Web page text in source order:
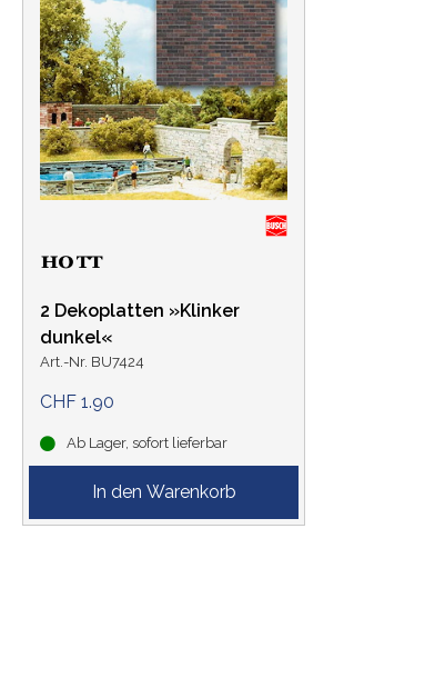
2 Dekoplatten »Klinker
dunkel«
Art.-Nr. BU7424
CHF 1.90
Ab Lager, sofort lieferbar